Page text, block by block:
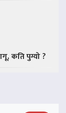
कति पुग्यो ?